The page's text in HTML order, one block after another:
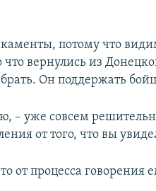
потому что
вернулись из
Он поддержать
– уже совсем
от того, что вы
от процесса говорения